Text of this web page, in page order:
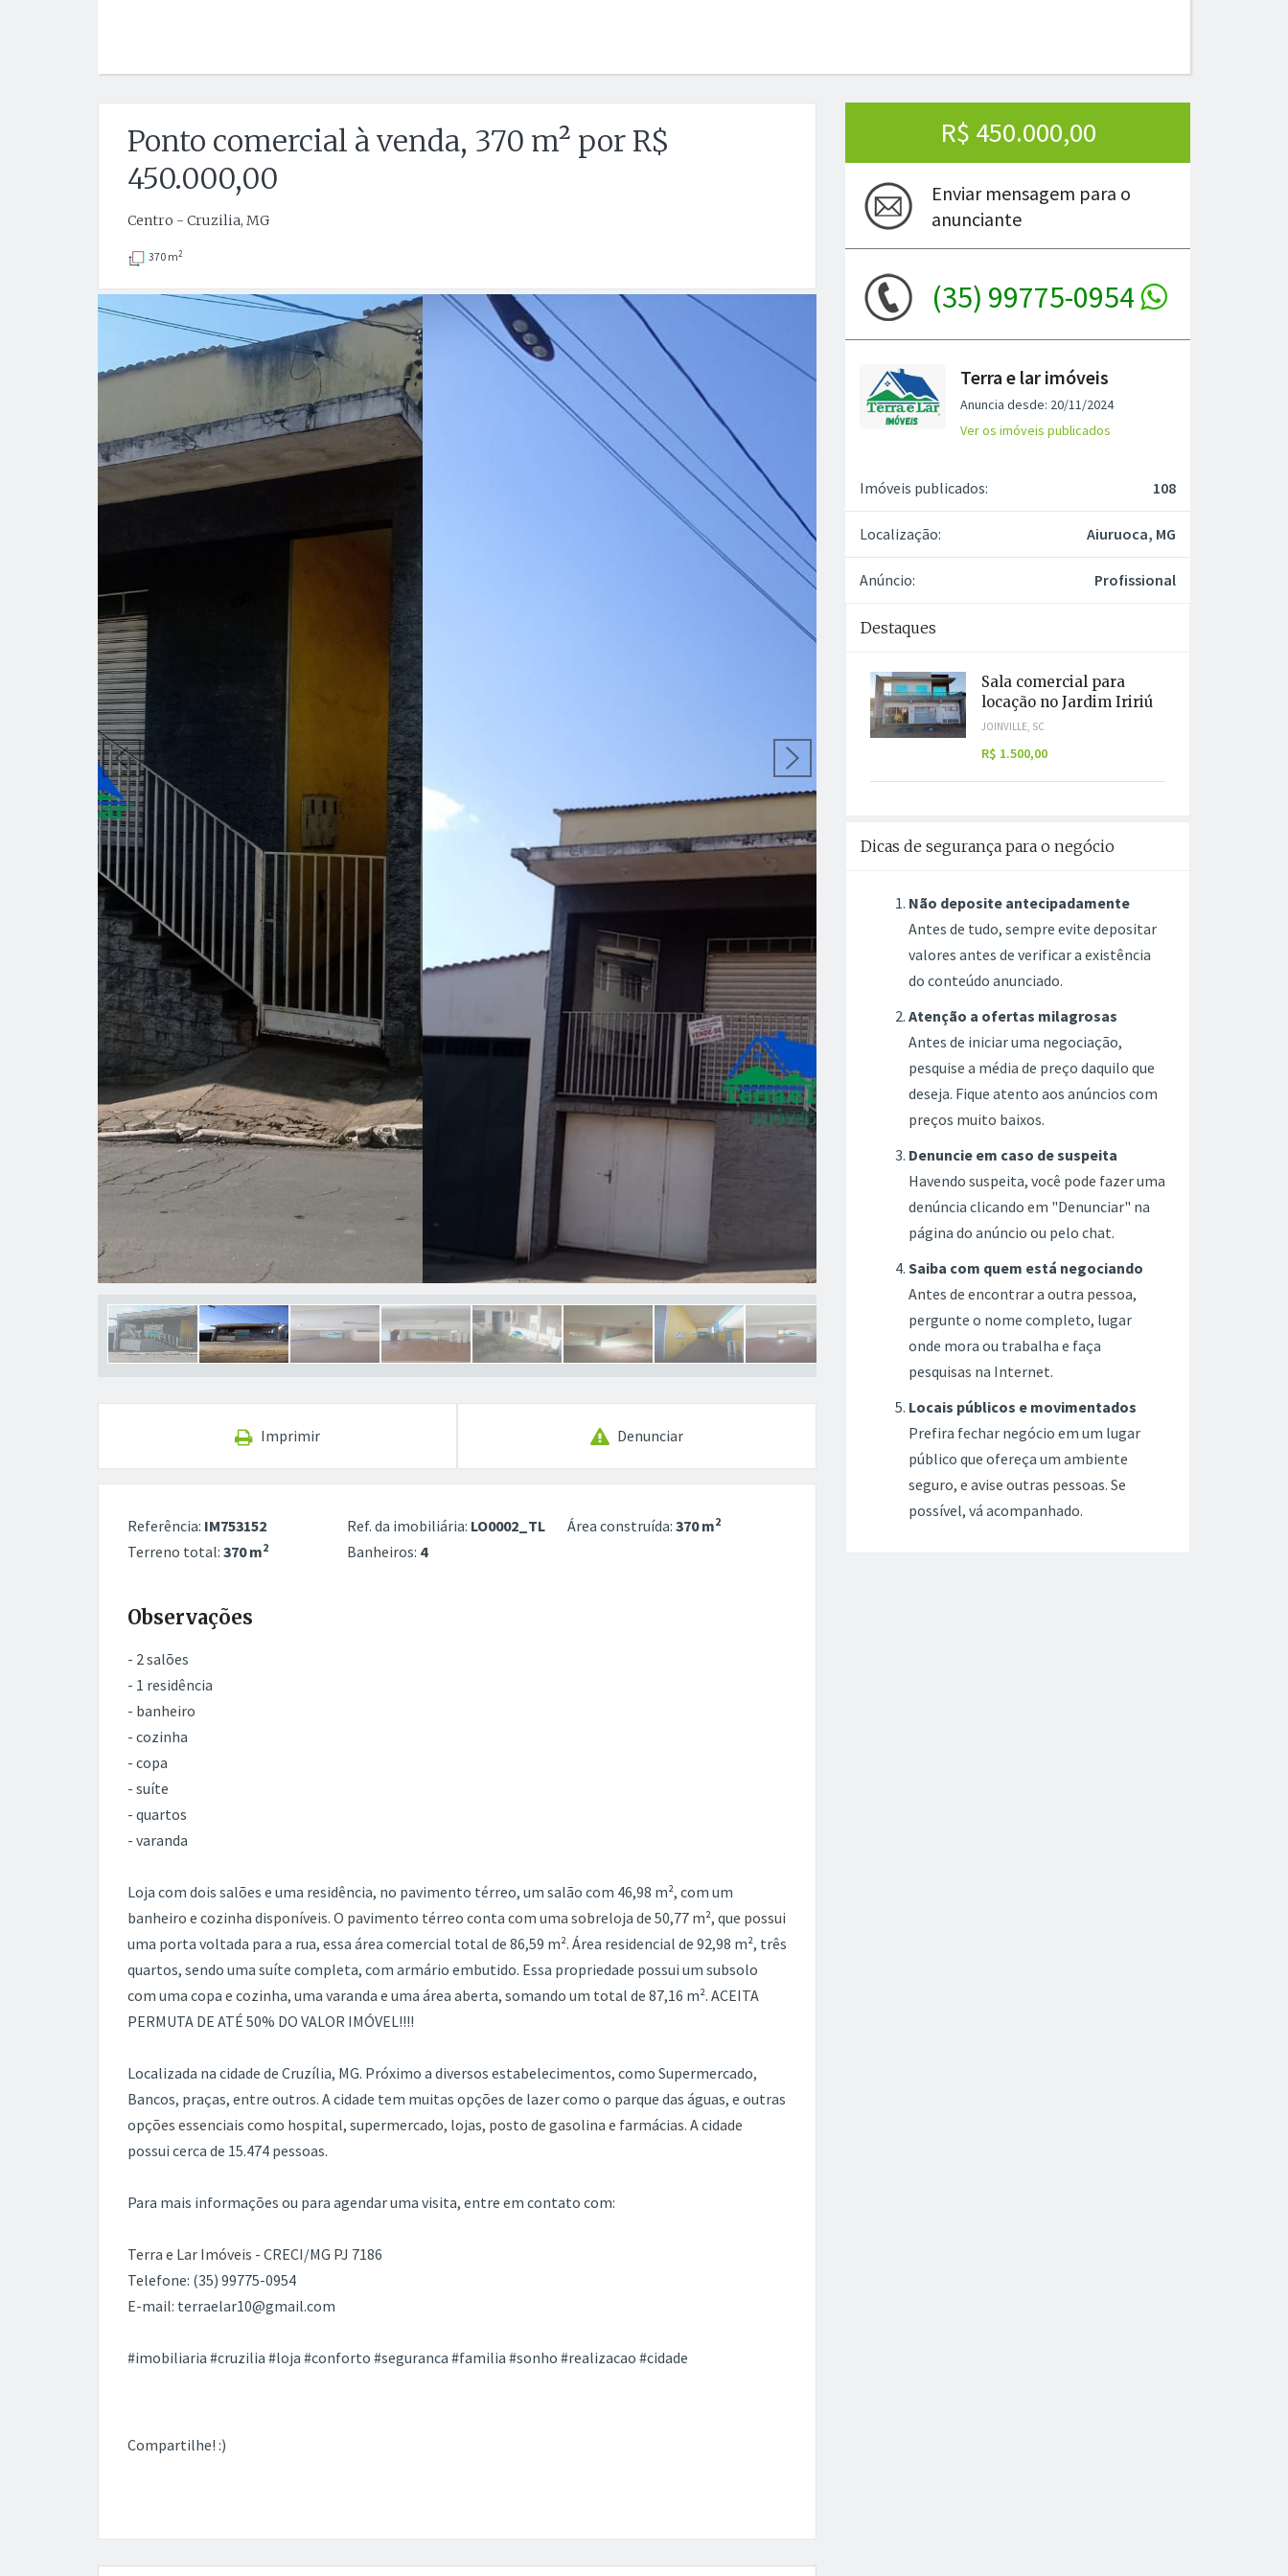
Ponto comercial à venda, 370 m² por R$
450.000,00
Centro - Cruzilia, MG
370 m2
Anterior Próxima
Imprimir Denunciar
Referência:IM753152 Ref. da imobiliária:LO0002_TL Área construída:370 m
Terreno total:370 m Banheiros:4
- 1 residência
- banheiro
- cozinha
- suíte
quartos, sendo uma suíte completa, com armário embutido. Essa propriedade possui um subsolo
com uma copa e cozinha, uma varanda e uma área aberta, somando um total de 87,16 m². ACEITA
R$ 450.000,00
Enviar mensagem para o
anunciante
(35) 99775-0954
Terra e lar imóveis
Anuncia desde: 20/11/2024
Ver os imóveis publicados
Imóveis publicados: 108
Localização: Aiuruoca, MG
Anúncio: Profissional
Destaques
Sala comercial para
locação no Jardim Iririú
JOINVILLE, SC
R$ 1.500,00
Dicas de segurança para o negócio
Não deposite antecipadamente
Antes de tudo, sempre evite depositar
valores antes de verificar a existência
do conteúdo anunciado.
Atenção a ofertas milagrosas
Antes de iniciar uma negociação,
pesquise a média de preço daquilo que
deseja. Fique atento aos anúncios com
preços muito baixos.
Denuncie em caso de suspeita
Havendo suspeita, você pode fazer uma
denúncia clicando em "Denunciar" na
página do anúncio ou pelo chat.
Saiba com quem está negociando
Antes de encontrar a outra pessoa,
pergunte o nome completo, lugar
onde mora ou trabalha e faça
pesquisas na Internet.
Locais públicos e movimentados
Prefira fechar negócio em um lugar
público que ofereça um ambiente
seguro, e avise outras pessoas. Se
possível, vá acompanhado.